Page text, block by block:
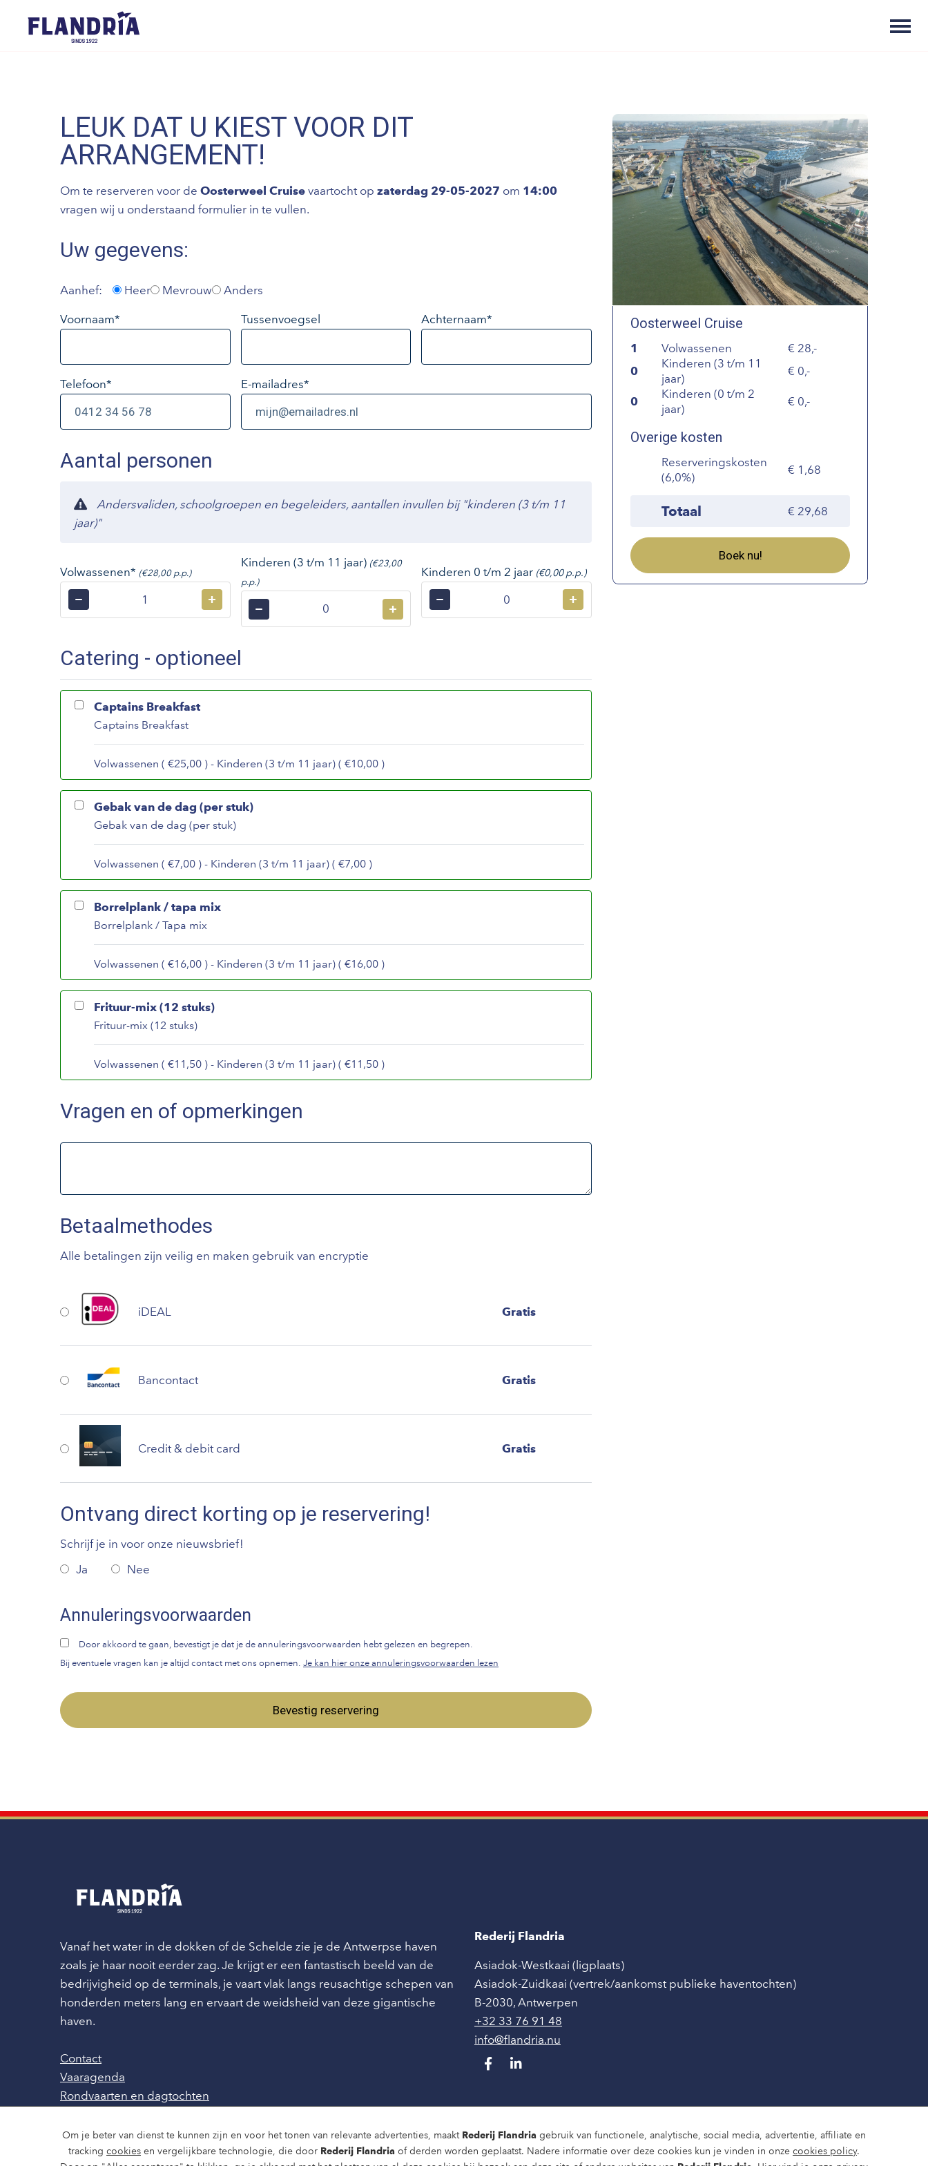
Om je beter van dienst te kunnen zijn en voor het tonen van relevante advertenties, maakt Rederij Flandria gebruik van functionele, analytische, social media, advertentie, affiliate en
tracking cookies en vergelijkbare technologie, die door Rederij Flandria of derden worden geplaatst. Nadere informatie over deze cookies kun je vinden in onze cookies policy.
LEUK DAT U KIEST VOOR DIT
ARRANGEMENT!
Om te reserveren voor de Oosterweel Cruise vaartocht op zaterdag 29-05-2027 om 14:00
vragen wij u onderstaand formulier in te vullen.
Uw gegevens:
Aanhef: Heer Mevrouw Anders
Voornaam* Tussenvoegsel Achternaam*
Telefoon* E-mailadres*
Aantal personen
Andersvaliden, schoolgroepen en begeleiders, aantallen invullen bij "kinderen (3 t/m 11
jaar)"
Volwassenen* (€28,00 p.p.)
− +
Kinderen (3 t/m 11 jaar) (€23,00
p.p.)
− +
Kinderen 0 t/m 2 jaar (€0,00 p.p.)
− +
Catering - optioneel
Captains Breakfast
Captains Breakfast
Volwassenen ( €25,00 ) - Kinderen (3 t/m 11 jaar) ( €10,00 )
Gebak van de dag (per stuk)
Gebak van de dag (per stuk)
Volwassenen ( €7,00 ) - Kinderen (3 t/m 11 jaar) ( €7,00 )
Borrelplank / tapa mix
Borrelplank / Tapa mix
Volwassenen ( €16,00 ) - Kinderen (3 t/m 11 jaar) ( €16,00 )
Frituur-mix (12 stuks)
Frituur-mix (12 stuks)
Volwassenen ( €11,50 ) - Kinderen (3 t/m 11 jaar) ( €11,50 )
Vragen en of opmerkingen
Oosterweel Cruise
1 Volwassenen
28,-
0
Kinderen (3 t/m 11
jaar)
0,-
0
Kinderen (0 t/m 2
jaar)
0,-
Overige kosten
Reserveringskosten
(6,0%)
1,68
Totaal 29,68
Boek nu!
Betaalmethodes
Alle betalingen zijn veilig en maken gebruik van encryptie
iDEAL Gratis
Bancontact Gratis
Credit & debit card Gratis
Ontvang direct korting op je reservering!
Schrijf je in voor onze nieuwsbrief!
Ja
Nee
Annuleringsvoorwaarden
Door akkoord te gaan, bevestigt je dat je de annuleringsvoorwaarden hebt gelezen en begrepen.
Bij eventuele vragen kan je altijd contact met ons opnemen. Je kan hier onze annuleringsvoorwaarden lezen
Bevestig reservering
Vanaf het water in de dokken of de Schelde zie je de Antwerpse haven
zoals je haar nooit eerder zag. Je krijgt er een fantastisch beeld van de
bedrijvigheid op de terminals, je vaart vlak langs reusachtige schepen van
honderden meters lang en ervaart de weidsheid van deze gigantische
haven.
Rederij Flandria
Asiadok-Westkaai (ligplaats)
Asiadok-Zuidkaai (vertrek/aankomst publieke haventochten)
B-2030, Antwerpen
+32 33 76 91 48
info@flandria.nu
Contact
Vaaragenda
Rondvaarten en dagtochten
Over ons
Route en bereikbaarheid